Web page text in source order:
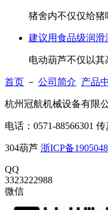
猪舍内不仅仅给
建议用食品级润滑
电动葫芦不仅以
首页 － 公司简介 产品
杭州冠航机械设备有限
电话：0571-88566301
304葫芦 浙ICP备
QQ
3323222988
微信